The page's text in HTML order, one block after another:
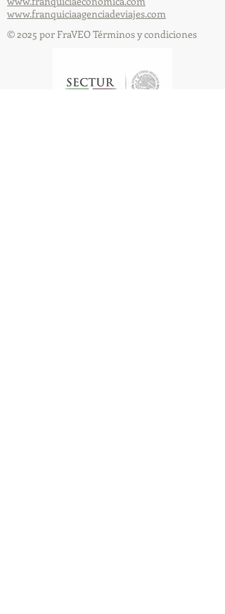
www.franquiciaagenciadeviajes.com
© 2025 por FraVEO Términos y condiciones